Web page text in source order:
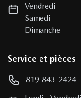
Vendredi
Samedi
Dimanche
Service et pièces
819-843-2424